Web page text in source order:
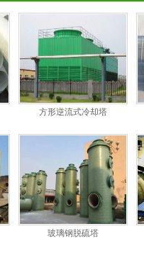
方形逆流式冷却塔
玻璃钢脱硫塔